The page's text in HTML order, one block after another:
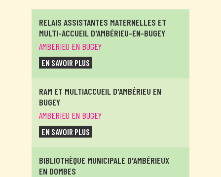
RELAIS ASSISTANTES MATERNELLES ET
MULTI-ACCUEIL D'AMBÉRIEU-EN-BUGEY
AMBERIEU EN BUGEY
EN SAVOIR PLUS
RAM ET MULTIACCUEIL D'AMBÉRIEU EN
BUGEY
AMBERIEU EN BUGEY
EN SAVOIR PLUS
BIBLIOTHÈQUE MUNICIPALE D'AMBÉRIEUX
EN DOMBES